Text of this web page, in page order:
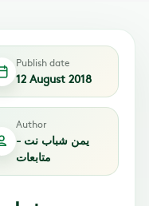
Publish date
12 August 2018
Author
يمن شباب نت -
متابعات